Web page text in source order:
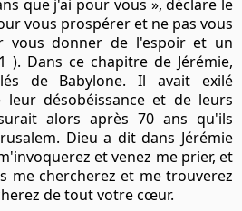
que j'ai pour vous », déclare le
vous prospérer et ne pas vous
vous donner de l'espoir et un
). Dans ce chapitre de Jérémie,
de Babylone. Il avait exilé
leur désobéissance et de leurs
alors après 70 ans qu'ils
Dieu a dit dans Jérémie
et venez me prier, et
me chercherez et me trouverez
de tout votre cœur.